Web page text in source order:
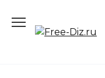
содержанию